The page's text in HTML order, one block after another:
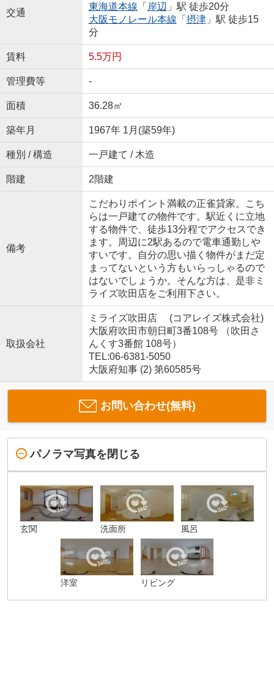
交通
東海道本線 「 岸辺 」駅 徒歩20分
大阪モノレール本線 「 摂津」駅 徒歩15
分
賃料 5.5万円
管理費等 -
面積 36.28㎡
築年月 1967年 1月(築59年)
種別 / 構造 一戸建て / 木造
階建 2階建
備考
こだわりポイント満載の正雀貸家。こち
らは一戸建ての物件です。駅近くに立地
する物件で、徒歩13分程でアクセスでき
ます。周辺に2駅あるので電車通勤しや
すいです。自分の思い描く物件がまだ定
まってないという方もいらっしゃるので
はないでしょうか。そんな方は、是非ミ
ライズ吹田店をご利用下さい。
取扱会社
ミライズ吹田店 (コアレイズ株式会社)
大阪府吹田市朝日町3番108号 （吹田さ
んくす3番館 108号）
TEL:06-6381-5050
大阪府知事 (2) 第60585号
お問い合わせ(無料)
パノラマ写真を閉じる
玄関 洗面所 風呂
洋室 リビング